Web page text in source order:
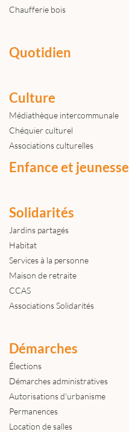
Chaufferie bois
Quotidien
Culture
Médiathèque intercommunale
Chéquier culturel
Associations culturelles
Enfance et jeunesse
Solidarités
Jardins partagés
Habitat
Services à la personne
Maison de retraite
CCAS
Associations Solidarités
Démarches
Élections
Démarches administratives
Autorisations d'urbanisme
Permanences
Location de salles